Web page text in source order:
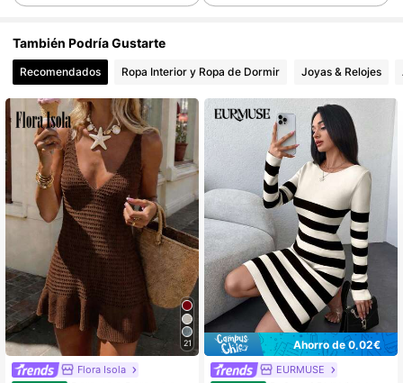
4,83 876K Seguidores
4,83 876K Seguidores
4,83 876K Seguidores
4,83 876K Seguidores
876K Seguidores
4,83 876K Seguidores
También Podría Gustarte
Recomendados Ropa Interior y Ropa de Dormir Joyas & Relojes
21
Flora Isola
Ahorro de 0,02€
EURMUSE